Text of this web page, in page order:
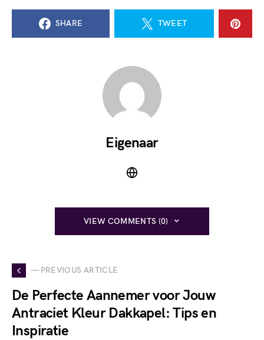
SHARE TWEET
Eigenaar
VIEW COMMENTS (0)
— PREVIOUS ARTICLE
De Perfecte Aannemer voor Jouw
Antraciet Kleur Dakkapel: Tips en
Inspiratie